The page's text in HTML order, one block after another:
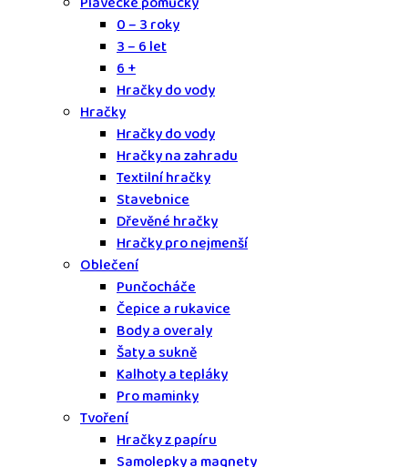
0 – 3 roky
3 – 6 let
6 +
Hračky do vody
Hračky
Hračky do vody
Hračky na zahradu
Textilní hračky
Stavebnice
Dřevěné hračky
Hračky pro nejmenší
Oblečení
Punčocháče
Čepice a rukavice
Body a overaly
Šaty a sukně
Kalhoty a tepláky
Pro maminky
Tvoření
Hračky z papíru
Samolepky a magnety